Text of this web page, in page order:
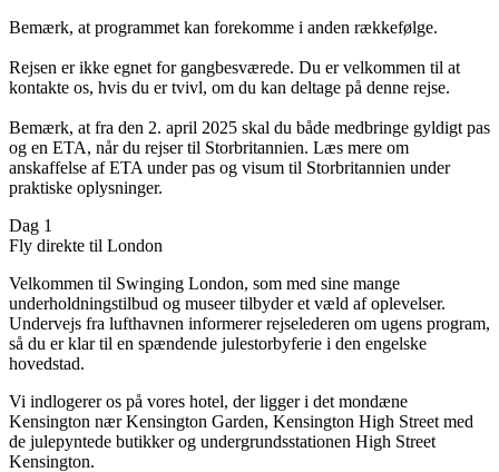
Bemærk, at programmet kan forekomme i anden rækkefølge.
Rejsen er ikke egnet for gangbesværede. Du er velkommen til at
kontakte os, hvis du er tvivl, om du kan deltage på denne rejse.
Bemærk, at fra den 2. april 2025 skal du både medbringe gyldigt pas
og en ETA, når du rejser til Storbritannien. Læs mere om
anskaffelse af ETA under pas og visum til Storbritannien under
praktiske oplysninger.
Dag 1
Fly direkte til London
Velkommen til Swinging London, som med sine mange
underholdningstilbud og museer tilbyder et væld af oplevelser.
Undervejs fra lufthavnen informerer rejselederen om ugens program,
så du er klar til en spændende julestorbyferie i den engelske
hovedstad.
Vi indlogerer os på vores hotel, der ligger i det mondæne
Kensington nær Kensington Garden, Kensington High Street med
de julepyntede butikker og undergrundsstationen High Street
Kensington.